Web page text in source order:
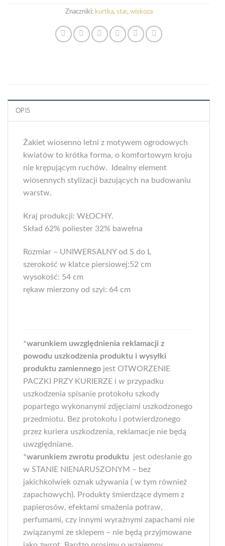
Znaczniki: kurtka, star, wiskoza
OPIS
Żakiet wiosenno letni z motywem ogrodowych
kwiatów to krótka forma, o komfortowym kroju
nie krępującym ruchów. Idealny element
wiosennych stylizacji bazujących na budowaniu
warstw.
Kraj produkcji: WŁOCHY.
Skład 62% poliester 32% bawełna
Rozmiar – UNIWERSALNY od S do L
szerokość w klatce piersiowej:52 cm
wysokość: 54 cm
rękaw mierzony od szyi: 64 cm
*warunkiem uwzględnienia reklamacji z
powodu uszkodzenia produktu i wysyłki
produktu zamiennego jest OTWORZENIE
PACZKI PRZY KURIERZE i w przypadku
uszkodzenia spisanie protokołu szkody
popartego wykonanymi zdjęciami uszkodzonego
przedmiotu. Bez protokołu i potwierdzonego
przez kuriera uszkodzenia, reklamacje nie będą
uwzględniane.
*warunkiem zwrotu produktu
jest odesłanie go
w STANIE NIENARUSZONYM – bez
jakichkolwiek oznak używania ( w tym również
zapachowych). Produkty śmierdzące dymem z
papierosów, efektami smażenia potraw,
perfumami, czy innymi wyraźnymi zapachami nie
związanymi ze sklepem – nie będą przyjmowane